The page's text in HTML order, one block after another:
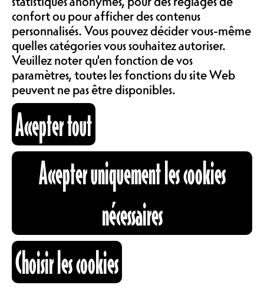
COMMUNAUTÉ
LOCATIONS
ABOS & TARIFS
INFORMATIONS
CARTOGRAPHIE
RECHERCHE
TARIF MEMBRE 9.-, TARIF
NORMAL 18.-, TARIF
MEMBRE 28.-
Un plateau en puissance absolue,
pour un mardi qui va tabasser ! Et
en plus le lendemain c’est congé !
It It Anita
Noise Rock
confort ou pour afficher des contenus
personnalisés. Vous pouvez décider vous-même
quelles catégories vous souhaitez autoriser.
Veuillez noter qu'en fonction de vos
paramètres, toutes les fonctions du site Web
peuvent ne pas être disponibles.
Accepter tout
Accepter uniquement les cookies
nécessaires
Choisir les cookies